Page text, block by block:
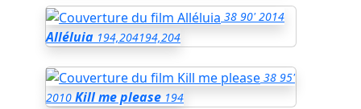
38 90' 2014
Alléluia 194,204194,204
38 95'
2010 Kill me please 194